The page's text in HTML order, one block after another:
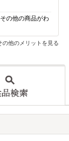
その他の商品がわ
の他のメリットを見る